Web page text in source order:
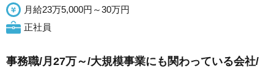
月給23万5,000円～30万円
正社員
事務職/月27万～/大規模事業にも関わっている会社/